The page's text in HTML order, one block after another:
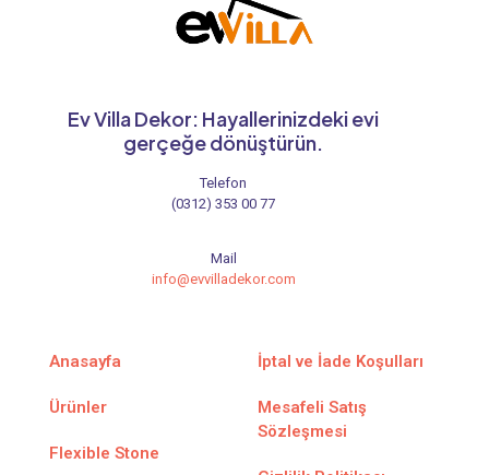
Ev Villa Dekor: Hayallerinizdeki evi
gerçeğe dönüştürün.
Telefon
(0312) 353 00 77
Mail
info@evvilladekor.com
Anasayfa
Ürünler
Flexible Stone
İptal ve İade Koşulları
Mesafeli Satış
Sözleşmesi